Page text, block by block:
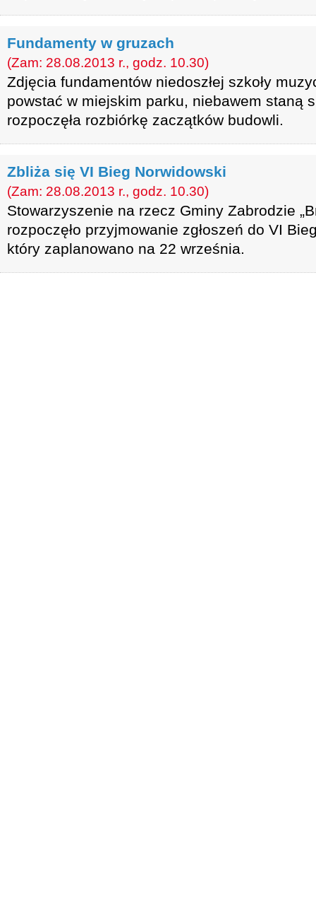
Fundamenty w gruzach
(Zam: 28.08.2013 r., godz. 10.30)
Zdjęcia fundamentów niedoszłej szkoły
powstać w miejskim parku, niebawem staną
rozpoczęła rozbiórkę zaczątków budowli.
Zbliża się VI Bieg Norwidowski
(Zam: 28.08.2013 r., godz. 10.30)
Stowarzyszenie na rzecz Gminy Zabrodzie
rozpoczęło przyjmowanie zgłoszeń do VI
który zaplanowano na 22 września.